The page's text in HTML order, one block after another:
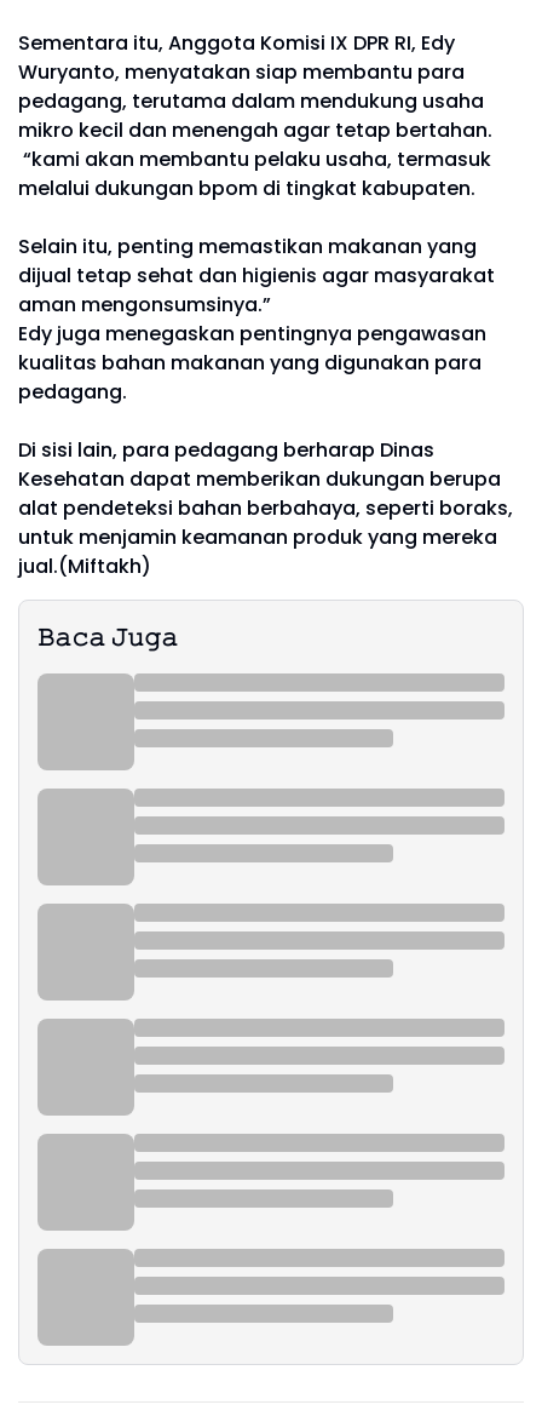
Sementara itu, Anggota Komisi IX DPR RI, Edy
Wuryanto, menyatakan siap membantu para
pedagang, terutama dalam mendukung usaha
mikro kecil dan menengah agar tetap bertahan.
“kami akan membantu pelaku usaha, termasuk
melalui dukungan bpom di tingkat kabupaten.
Selain itu, penting memastikan makanan yang
dijual tetap sehat dan higienis agar masyarakat
aman mengonsumsinya.”
Edy juga menegaskan pentingnya pengawasan
kualitas bahan makanan yang digunakan para
pedagang.
Di sisi lain, para pedagang berharap Dinas
Kesehatan dapat memberikan dukungan berupa
alat pendeteksi bahan berbahaya, seperti boraks,
untuk menjamin keamanan produk yang mereka
jual.(Miftakh)
𝙱𝚊𝚌𝚊 𝙹𝚞𝚐𝚊